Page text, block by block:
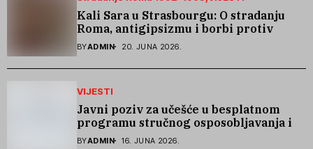
Kali Sara u Strasbourgu: O stradanju
Roma, antigipsizmu i borbi protiv
govora mržnje
BYADMIN 20. JUNA 2026.
VIJESTI
Javni poziv za učešće u besplatnom
programu stručnog osposobljavanja i
podrške pri zapošljavanju
BYADMIN 16. JUNA 2026.